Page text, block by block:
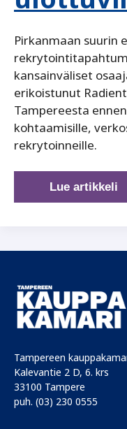
Pirkanmaan suurin
kansainväliset
erikoistunut
Tampereesta
kohtaamisille,
rekrytoinneille.
Job
Fair
yritysten
ulottuville
Lue artikkeli
Tampereen
Kalevantie 2 D, 6. krs
33100 Tampere
puh. (03) 230 0555